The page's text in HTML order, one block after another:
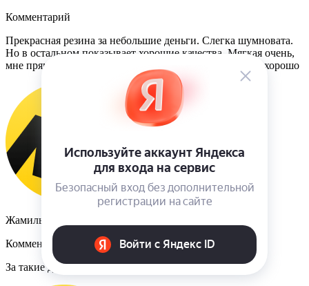
Комментарий
Прекрасная резина за небольшие деньги. Слегка шумновата.
Но в остальном показывает хорошие качества. Мягкая очень,
мне прям понравилось очень. На дороге стоит вполне хорошо
Жамиль Хайретдинов
Комментарий
За такие деньги все супер